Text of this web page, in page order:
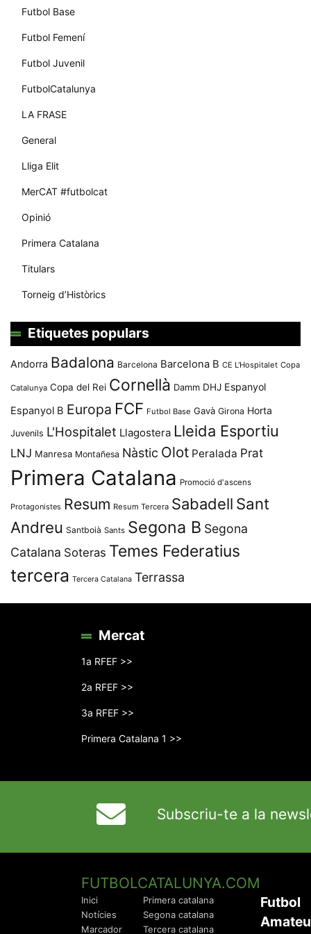
Futbol Base
Futbol Femení
Futbol Juvenil
FutbolCatalunya
LA FRASE
General
Lliga Elit
MerCAT #futbolcat
Opinió
Primera Catalana
Titulars
Torneig d’Històrics
Etiquetes populars
Andorra Badalona Barcelona Barcelona B CE L'Hospitalet Copa
Catalunya Copa del Rei Cornellà Damm DHJ Espanyol
Espanyol B Europa FCF Futbol Base Gavà Girona Horta
Juvenils L'Hospitalet Llagostera Lleida Esportiu
LNJ Manresa Montañesa Nàstic Olot Peralada Prat
Primera Catalana Promoció d'ascens
Protagonistes Resum Resum Tercera Sabadell Sant
Andreu Santboià Sants Segona B Segona
Catalana Soteras Temes Federatius
tercera Tercera Catalana Terrassa
Mercat
1a RFEF >>
2a RFEF >>
3a RFEF >>
Primera Catalana 1 >>
Subscriu-te a la
FUTBOLCATALUNYA.COM
Inici
Notícies
Marcador
Primera catalana
Segona catalana
Tercera catalana
Futbol